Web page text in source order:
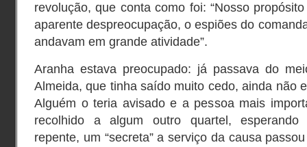
revolução, que conta como foi: “Nosso
aparente despreocupação, o espiões do
andavam em grande atividade”.
Aranha estava preocupado: já passava do
Almeida, que tinha saído muito cedo, ainda não
Alguém o teria avisado e a pessoa mais
recolhido a algum outro quartel, esperando
repente, um “secreta” a serviço da causa